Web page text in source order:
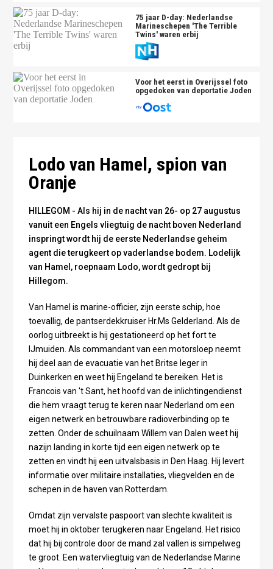
75 jaar D-day: Nederlandse
Marineschepen 'The Terrible
Twins' waren erbij
Voor het eerst in Overijssel foto
opgedoken van deportatie Joden
Lodo van Hamel, spion van
Oranje
HILLEGOM - Als hij in de nacht van 26- op 27 augustus
vanuit een Engels vliegtuig de nacht boven Nederland
inspringt wordt hij de eerste Nederlandse geheim
agent die terugkeert op vaderlandse bodem. Lodelijk
van Hamel, roepnaam Lodo, wordt gedropt bij
Hillegom.
Van Hamel is marine-officier, zijn eerste schip, hoe
toevallig, de pantserdekkruiser Hr.Ms Gelderland. Als de
oorlog uitbreekt is hij gestationeerd op het fort te
IJmuiden. Als commandant van een motorsloep neemt
hij deel aan de evacuatie van het Britse leger in
Duinkerken en weet hij Engeland te bereiken. Het is
Francois van 't Sant, het hoofd van de inlichtingendienst
die hem vraagt terug te keren naar Nederland om een
eigen netwerk en betrouwbare radioverbinding op te
zetten. Onder de schuilnaam Willem van Dalen weet hij
nazijn landing in korte tijd een eigen netwerk op te
zetten en vindt hij een uitvalsbasis in Den Haag. Hij levert
informatie over militaire installaties, vliegvelden en de
schepen in de haven van Rotterdam.
Omdat zijn vervalste paspoort van slechte kwaliteit is
moet hij in oktober terugkeren naar Engeland. Het risico
dat hij bij controle door de mand zal vallen is simpelweg
te groot. Een watervliegtuig van de Nederlandse Marine